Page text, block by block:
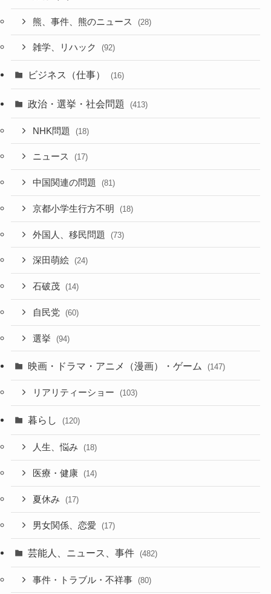
熊、事件、熊のニュース (28)
雑学、リハック (92)
ビジネス（仕事） (16)
政治・選挙・社会問題 (413)
NHK問題 (18)
ニュース (17)
中国関連の問題 (81)
京都小学生行方不明 (18)
外国人、移民問題 (73)
深田萌絵 (24)
石破茂 (14)
自民党 (60)
選挙 (94)
映画・ドラマ・アニメ（漫画）・ゲーム (147)
リアリティーショー (103)
暮らし (120)
人生、悩み (18)
医療・健康 (14)
夏休み (17)
男女関係、恋愛 (17)
芸能人、ニュース、事件 (482)
事件・トラブル・不祥事 (80)